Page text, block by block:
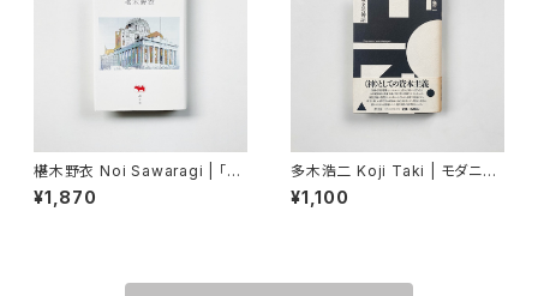
椹木野衣 Noi Sawaragi | 「爆
心地」の芸術
¥1,870
多木浩二 Koji Taki | モダニズ
ムの神話
¥1,100